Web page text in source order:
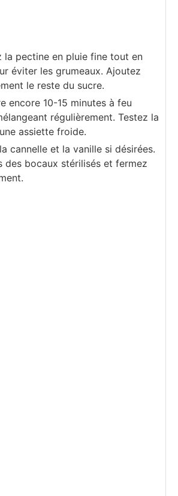
la pectine en pluie fine tout en
éviter les grumeaux. Ajoutez
le reste du sucre.
encore 10-15 minutes à feu
régulièrement. Testez la
assiette froide.
cannelle et la vanille si désirées.
des bocaux stérilisés et fermez